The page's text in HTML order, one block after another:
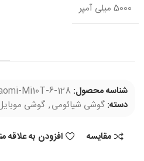
5000 میلی آمپر
شناسه محصول: Mi10T-6-128
دسته: گوشی شیائومی, گوشی
مقایسه افزودن به علاقه